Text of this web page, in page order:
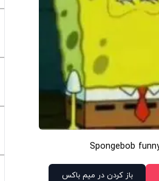
Spongebob
باز کردن در میم باکس